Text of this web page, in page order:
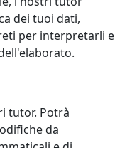
dei tuoi dati,
per interpretarli e
tutor. Potrà
da